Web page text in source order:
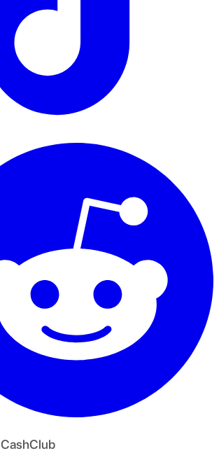
CashClub